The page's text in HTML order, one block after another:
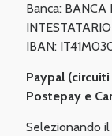
Banca: BANCA
IBAN:
Paypal (circuiti
Postepay e
Selezionando